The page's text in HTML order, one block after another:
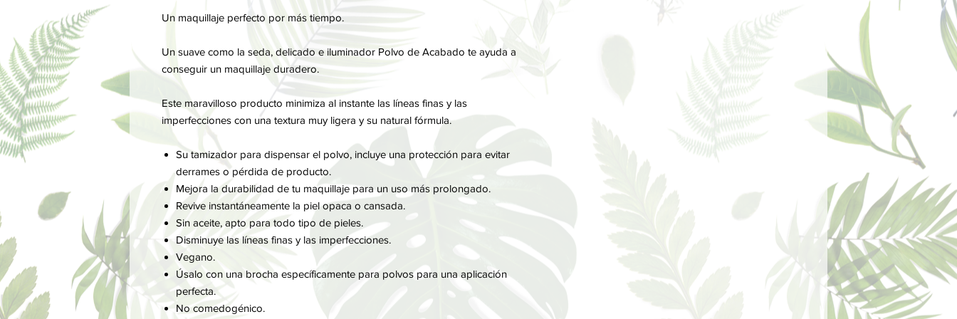
Un maquillaje perfecto por más tiempo.
Un suave como la seda, delicado e iluminador Polvo de Acabado te ayuda a
conseguir un maquillaje duradero.
Este maravilloso producto minimiza al instante las líneas finas y las
imperfecciones con una textura muy ligera y su natural fórmula.
Su tamizador para dispensar el polvo, incluye una protección para evitar
derrames o pérdida de producto.
Mejora la durabilidad de tu maquillaje para un uso más prolongado.
Revive instantáneamente la piel opaca o cansada.
Sin aceite, apto para todo tipo de pieles.
Disminuye las líneas finas y las imperfecciones.
Vegano.
Úsalo con una brocha específicamente para polvos para una aplicación
perfecta.
No comedogénico.